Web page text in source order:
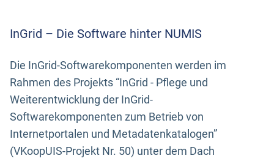
InGrid – Die Software hinter NUMIS
Die InGrid-Softwarekomponenten werden im
Rahmen des Projekts “InGrid - Pflege und
Weiterentwicklung der InGrid-
Softwarekomponenten zum Betrieb von
Internetportalen und Metadatenkatalogen”
(VKoopUIS-Projekt Nr. 50) unter dem Dach